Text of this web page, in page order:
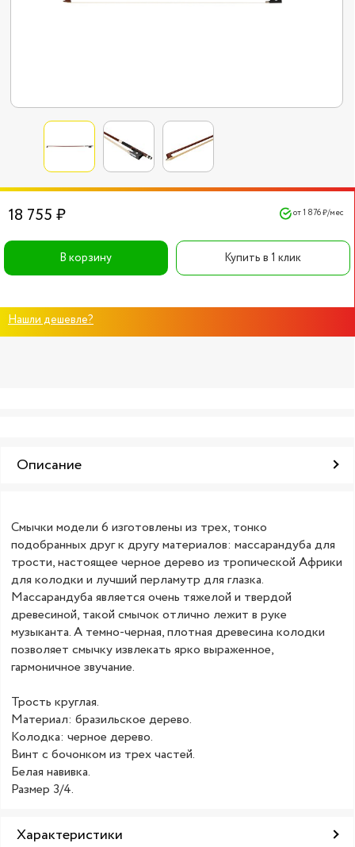
18 755 ₽ от 1 876 ₽/мес
В корзину Купить в 1 клик
Нашли дешевле?
Описание
Смычки модели 6 изготовлены из трех, тонко
подобранных друг к другу материалов: массарандуба для
трости, настоящее черное дерево из тропической Африки
для колодки и лучший перламутр для глазка.
Массарандуба является очень тяжелой и твердой
древесиной, такой смычок отлично лежит в руке
музыканта. А темно-черная, плотная древесина колодки
позволяет смычку извлекать ярко выраженное,
гармоничное звучание.
Трость круглая.
Материал: бразильское дерево.
Колодка: черное дерево.
Винт с бочонком из трех частей.
Белая навивка.
Размер 3/4.
Характеристики